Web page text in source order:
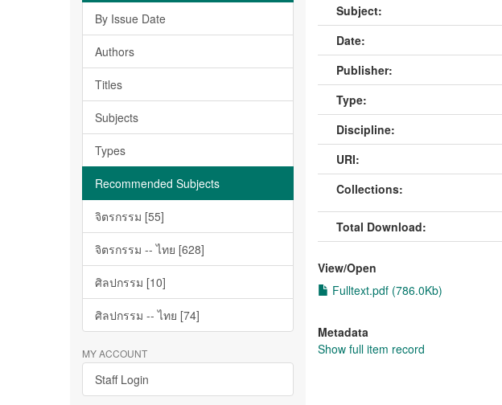
By Issue Date
Authors
Titles
Subjects
Types
Recommended Subjects
จิตรกรรม [55]
จิตรกรรม -- ไทย [628]
ศิลปกรรม [10]
ศิลปกรรม -- ไทย [74]
MY ACCOUNT
Staff Login
Subject:
Date:
Publisher:
Type:
Discipline:
URI:
Collections:
Total Download:
View/Open
Fulltext.pdf (786.0Kb)
Metadata
Show full item record